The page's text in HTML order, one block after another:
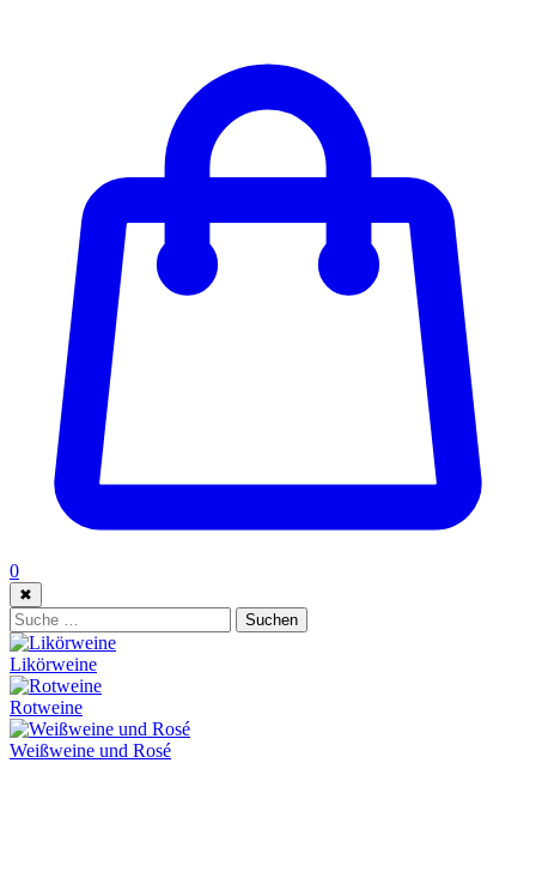
0
✖
Suche: Suchen
Likörweine
Rotweine
Weißweine und Rosé